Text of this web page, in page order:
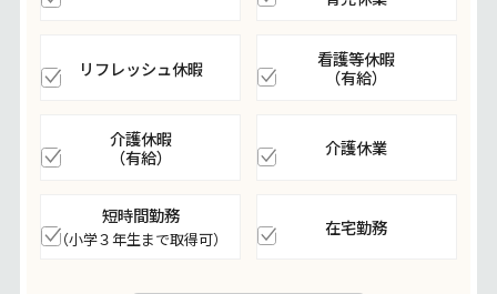
リフレッシュ休暇
看護等休暇
（有給）
介護休暇
（有給）
介護休業
短時間勤務
（小学３年生まで取得可）
在宅勤務